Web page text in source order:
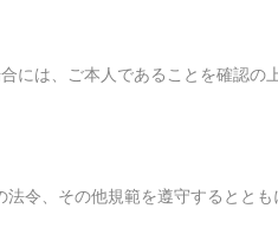
には、ご本人であることを確認の
令、その他規範を遵守するととも